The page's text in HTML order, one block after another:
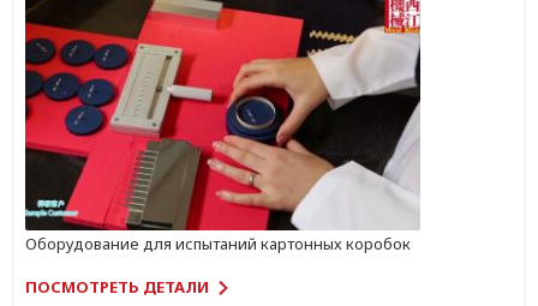
Оборудование для испытаний картонных коробок
ПОСМОТРЕТЬ ДЕТАЛИ